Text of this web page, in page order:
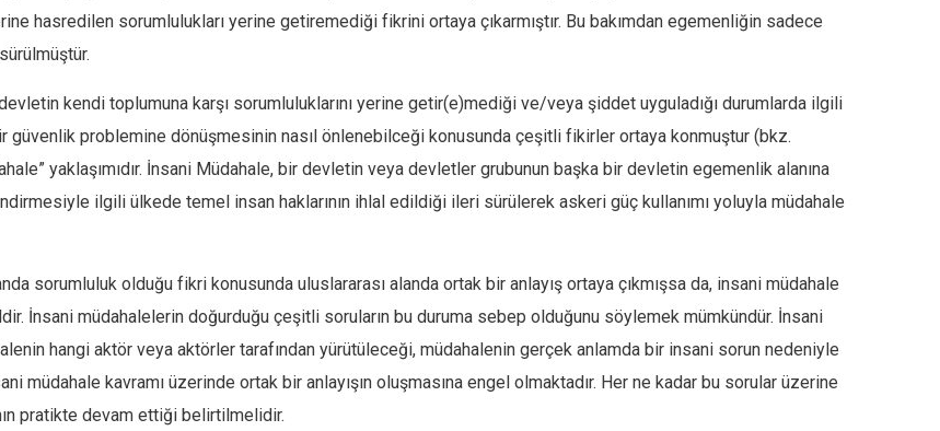
hasredilen sorumlulukları yerine getiremediği fikrini ortaya çıkarmıştır. Bu bakımdan egemenliğin sadece
kendi toplumuna karşı sorumluluklarını yerine getir(e)mediği ve/veya şiddet uyguladığı durumlarda ilgili
güvenlik problemine dönüşmesinin nasıl önlenebilceği konusunda çeşitli fikirler ortaya konmuştur (bkz.
yaklaşımıdır. İnsani Müdahale, bir devletin veya devletler grubunun başka bir devletin egemenlik alanına
ilgili ülkede temel insan haklarının ihlal edildiği ileri sürülerek askeri güç kullanımı yoluyla müdahale
sorumluluk olduğu fikri konusunda uluslararası alanda ortak bir anlayış ortaya çıkmışsa da, insani müdahale
İnsani müdahalelerin doğurduğu çeşitli soruların bu duruma sebep olduğunu söylemek mümkündür. İnsani
hangi aktör veya aktörler tarafından yürütüleceği, müdahalenin gerçek anlamda bir insani sorun nedeniyle
müdahale kavramı üzerinde ortak bir anlayışın oluşmasına engel olmaktadır. Her ne kadar bu sorular üzerine
pratikte devam ettiği belirtilmelidir.